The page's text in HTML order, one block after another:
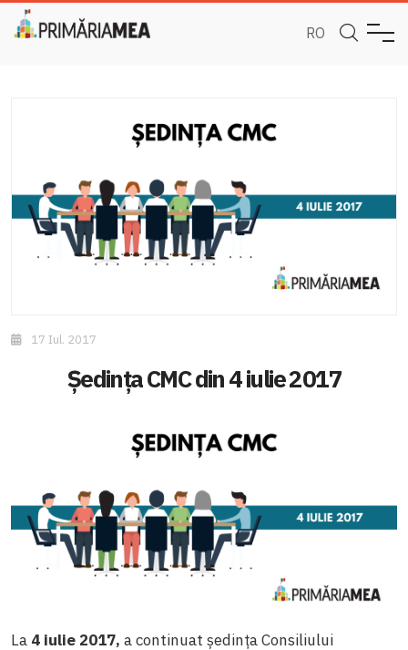
RO
17 Iul. 2017
Ședința CMC din 4 iulie 2017
La 4 iulie 2017, a continuat ședința Consiliului